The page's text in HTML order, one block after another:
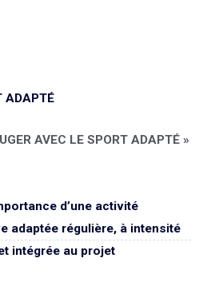
ADAPTÉ
AVEC LE SPORT ADAPTÉ »
d’une activité
adaptée régulière, à intensité
intégrée au projet